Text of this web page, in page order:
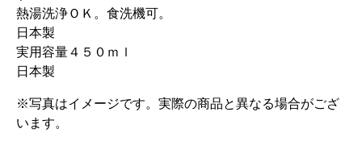
熱湯洗浄ＯＫ。食洗機可。
日本製
実用容量４５０ｍｌ
日本製
※写真はイメージです。実際の商品と異なる場合がござ
います。